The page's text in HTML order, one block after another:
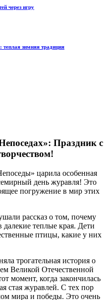
через игру
теплая зимняя традиция
Праздник с
царила особенная
день журавля! Это
погружение в мир этих
рассказ о том, почему
теплые края. Дети
птицы, какие у них
трогательная история о
Великой Отечественной
момент, когда закончилась
стая журавлей. С тех пор
мира и победы. Это очень